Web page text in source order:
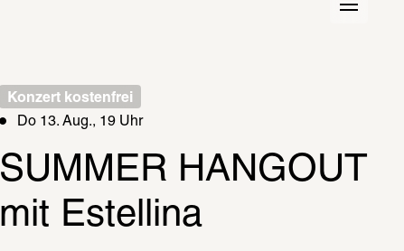
Konzert kostenfrei
Do 13. Aug., 19 Uhr
SUMMER HANGOUT
mit Estellina